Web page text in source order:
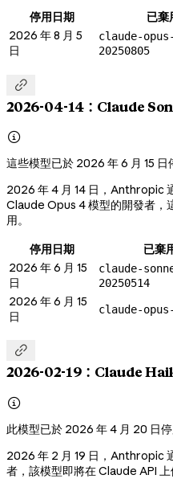
停用日期
已棄
2026 年 8 月 5
日
claude-
20250805

2026-04-14：Claude

這些模型已於 2026 年 6 月 15 日
2026 年 4 月 14 日，Anthropic
Claude Opus 4 模型的開發者，
用。
停用日期
已棄
2026 年 6 月 15
日
claude-
20250514
2026 年 6 月 15
日
claude-

2026-02-19：Claude

此模型已於 2026 年 4 月 20 日停
2026 年 2 月 19 日，Anthropic
者，該模型即將在 Claude API 上